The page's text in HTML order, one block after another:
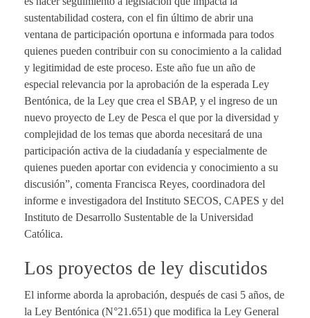
sustentabilidad costera, con el fin último de abrir una
ventana de participación oportuna e informada para todos
quienes pueden contribuir con su conocimiento a la calidad
y legitimidad de este proceso. Este año fue un año de
especial relevancia por la aprobación de la esperada Ley
Bentónica, de la Ley que crea el SBAP, y el ingreso de un
nuevo proyecto de Ley de Pesca el que por la diversidad y
complejidad de los temas que aborda necesitará de una
participación activa de la ciudadanía y especialmente de
quienes pueden aportar con evidencia y conocimiento a su
discusión”, comenta Francisca Reyes, coordinadora del
informe e investigadora del Instituto SECOS, CAPES y del
Instituto de Desarrollo Sustentable de la Universidad
Católica.
Los proyectos de ley discutidos
El informe aborda la aprobación, después de casi 5 años, de
la Ley Bentónica (N°21.651) que modifica la Ley General